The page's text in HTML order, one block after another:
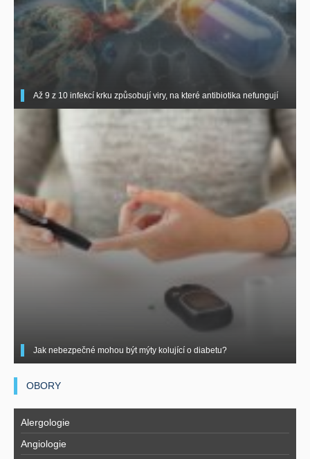
Až 9 z 10 infekcí krku způsobují viry, na které antibiotika nefungují
Jak nebezpečné mohou být mýty kolující o diabetu?
OBORY
Alergologie
Angiologie